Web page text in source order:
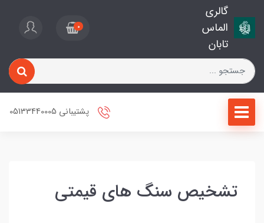
گالری
الماس
تابان
0
پشتیبانی 05133440005
تشخیص سنگ های قیمتی